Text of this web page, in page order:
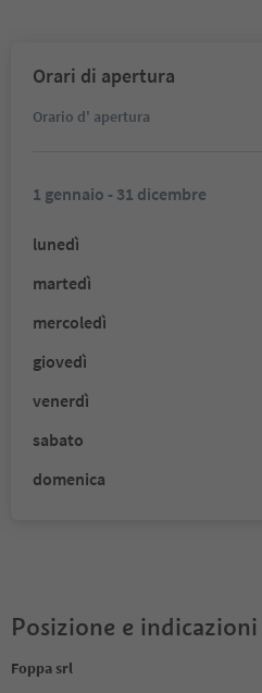
Orari di apertura
Orario d' apertura
1 gennaio - 31 dicembre
lunedì
martedì
mercoledì
giovedì
venerdì
sabato
domenica
Posizione e indicazioni
Foppa srl